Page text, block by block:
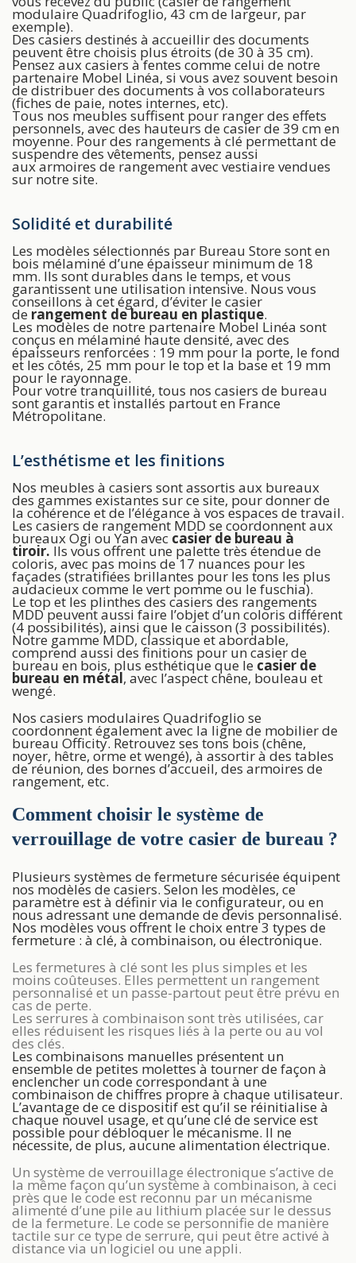
modulaire Quadrifoglio, 43 cm de largeur, par
exemple).
Des casiers destinés à accueillir des documents
peuvent être choisis plus étroits (de 30 à 35 cm).
Pensez aux casiers à fentes comme celui de notre
partenaire Mobel Linéa, si vous avez souvent besoin
de distribuer des documents à vos collaborateurs
(fiches de paie, notes internes, etc).
Tous nos meubles suffisent pour ranger des effets
personnels, avec des hauteurs de casier de 39 cm en
moyenne. Pour des rangements à clé permettant de
suspendre des vêtements, pensez aussi
aux armoires de rangement avec vestiaire vendues
sur notre site.
Solidité et durabilité
Les modèles sélectionnés par Bureau Store sont en
bois mélaminé d’une épaisseur minimum de 18
mm. Ils sont durables dans le temps, et vous
garantissent une utilisation intensive. Nous vous
conseillons à cet égard, d’éviter le casier
de rangement de bureau en plastique.
Les modèles de notre partenaire Mobel Linéa sont
conçus en mélaminé haute densité, avec des
épaisseurs renforcées : 19 mm pour la porte, le fond
et les côtés, 25 mm pour le top et la base et 19 mm
pour le rayonnage.
Pour votre tranquillité, tous nos casiers de bureau
sont garantis et installés partout en France
Métropolitane.
L’esthétisme et les finitions
Nos meubles à casiers sont assortis aux bureaux
des gammes existantes sur ce site, pour donner de
la cohérence et de l’élégance à vos espaces de travail.
Les casiers de rangement MDD se coordonnent aux
bureaux Ogi ou Yan avec casier de bureau à
tiroir. Ils vous offrent une palette très étendue de
coloris, avec pas moins de 17 nuances pour les
façades (stratifiées brillantes pour les tons les plus
audacieux comme le vert pomme ou le fuschia).
Le top et les plinthes des casiers des rangements
MDD peuvent aussi faire l’objet d’un coloris différent
(4 possibilités), ainsi que le caisson (3 possibilités).
Notre gamme MDD, classique et abordable,
comprend aussi des finitions pour un casier de
bureau en bois, plus esthétique que le casier de
bureau en métal, avec l’aspect chêne, bouleau et
wengé.
Nos casiers modulaires Quadrifoglio se
coordonnent également avec la ligne de mobilier de
bureau Officity. Retrouvez ses tons bois (chêne,
noyer, hêtre, orme et wengé), à assortir à des tables
de réunion, des bornes d’accueil, des armoires de
rangement, etc.
Comment choisir le système de
verrouillage de votre casier de bureau ?
Plusieurs systèmes de fermeture sécurisée équipent
nos modèles de casiers. Selon les modèles, ce
paramètre est à définir via le configurateur, ou en
nous adressant une demande de devis personnalisé.
Nos modèles vous offrent le choix entre 3 types de
fermeture : à clé, à combinaison, ou électronique.
Les fermetures à clé sont les plus simples et les
moins coûteuses. Elles permettent un rangement
personnalisé et un passe-partout peut être prévu en
cas de perte.
Les serrures à combinaison sont très utilisées, car
elles réduisent les risques liés à la perte ou au vol
des clés.
Les combinaisons manuelles présentent un
ensemble de petites molettes à tourner de façon à
enclencher un code correspondant à une
combinaison de chiffres propre à chaque utilisateur.
L’avantage de ce dispositif est qu’il se réinitialise à
chaque nouvel usage, et qu’une clé de service est
possible pour débloquer le mécanisme. Il ne
nécessite, de plus, aucune alimentation électrique.
Un système de verrouillage électronique s’active de
la même façon qu’un système à combinaison, à ceci
près que le code est reconnu par un mécanisme
alimenté d’une pile au lithium placée sur le dessus
de la fermeture. Le code se personnifie de manière
tactile sur ce type de serrure, qui peut être activé à
distance via un logiciel ou une appli.